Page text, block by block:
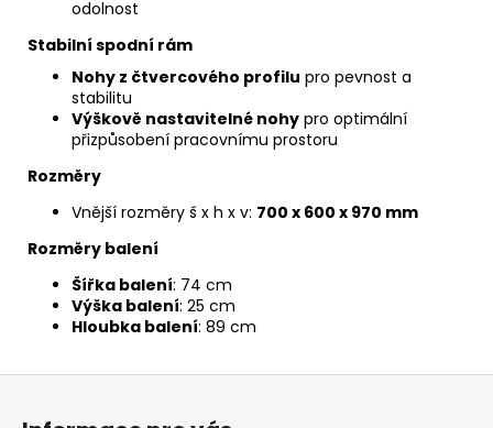
odolnost
Stabilní spodní rám
Nohy z čtvercového profilu pro pevnost a
stabilitu
Výškově nastavitelné nohy pro optimální
přizpůsobení pracovnímu prostoru
Rozměry
Vnější rozměry š x h x v: 700 x 600 x 970 mm
Rozměry balení
Šířka balení: 74 cm
Výška balení: 25 cm
Hloubka balení: 89 cm
Z